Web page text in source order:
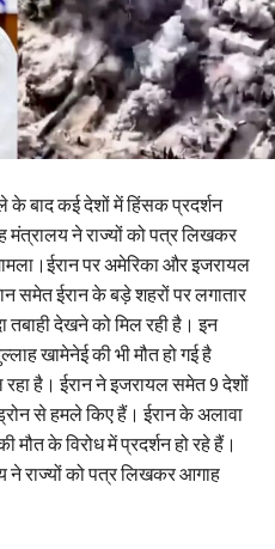
के बाद कई देशों में हिंसक प्रदर्शन
मंत्रालय ने राज्यों को पत्र लिखकर
पर अमेरिका और इजरायल
समेत ईरान के बड़े शहरों पर लगातार
देखने को मिल रही है। इन
खामेनेई की भी मौत हो गई है
है। ईरान ने इजरायल समेत 9 देशों
से हमले किए हैं। ईरान के अलावा
के विरोध में प्रदर्शन हो रहे हैं।
ने राज्यों को पत्र लिखकर आगाह